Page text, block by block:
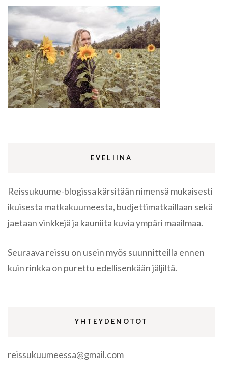
EVELIINA
Reissukuume-blogissa kärsitään nimensä mukaisesti
ikuisesta matkakuumeesta, budjettimatkaillaan sekä
jaetaan vinkkejä ja kauniita kuvia ympäri maailmaa.
Seuraava reissu on usein myös suunnitteilla ennen
kuin rinkka on purettu edellisenkään jäljiltä.
YHTEYDENOTOT
reissukuumeessa@gmail.com